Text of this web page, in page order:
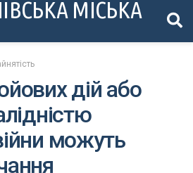
МІСЬКА
дій або
можуть